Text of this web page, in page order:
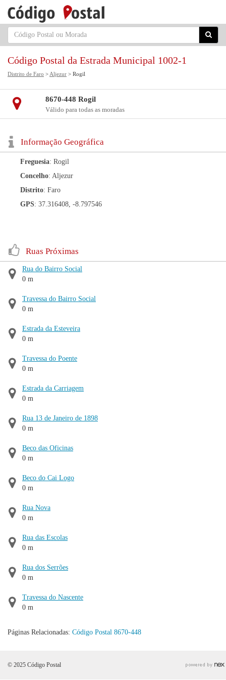
Código Postal da Estrada Municipal 1002-1
Distrito de Faro > Aljezur > Rogil
8670-448 Rogil
Válido para todas as moradas
Informação Geográfica
Freguesia: Rogil
Concelho: Aljezur
Distrito: Faro
GPS: 37.316408, -8.797546
Ruas Próximas
Rua do Bairro Social
0 m
Travessa do Bairro Social
0 m
Estrada da Esteveira
0 m
Travessa do Poente
0 m
Estrada da Carriagem
0 m
Rua 13 de Janeiro de 1898
0 m
Beco das Oficinas
0 m
Beco do Cai Logo
0 m
Rua Nova
0 m
Rua das Escolas
0 m
Rua dos Serrões
0 m
Travessa do Nascente
0 m
Páginas Relacionadas: Código Postal 8670-448
© 2025 Código Postal